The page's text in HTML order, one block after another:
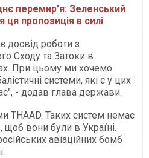
перемир'я: Зеленський
ця пропозиція в силі
досвід роботи з
Сходу та Затоки в
При цьому ми хочемо
системи, які є у цих
- додав глава держави.
THAAD. Таких систем немає
щоб вони були в Україні.
авіаційних бомб